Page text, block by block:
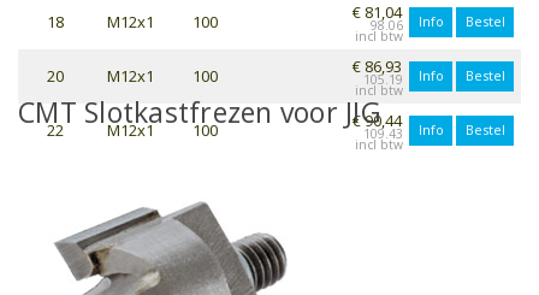
18
M12x1 100 € 81,04
98.06 Info Bestel
20 M12x1 100 € 86,93
105.19 Info Bestel
22 M12x1 100 € 90,44
109.43 Info Bestel
CMT Slotkastfrezen voor JIG